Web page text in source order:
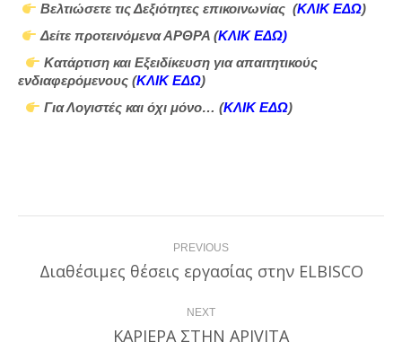
Βελτιώσετε τις Δεξιότητες επικοινωνίας (ΚΛΙΚ ΕΔΩ)
Δείτε προτεινόμενα ΑΡΘΡΑ (ΚΛΙΚ ΕΔΩ)
Κατάρτιση και Εξειδίκευση για απαιτητικούς
ενδιαφερόμενους (ΚΛΙΚ ΕΔΩ)
Για Λογιστές και όχι μόνο… (ΚΛΙΚ ΕΔΩ)
navigation PREVIOUS
Previous
post:
Διαθέσιμες θέσεις εργασίας στην ELBISCO
NEXT
Next
ΚΑΡΙΕΡΑ ΣΤΗΝ APIVITA